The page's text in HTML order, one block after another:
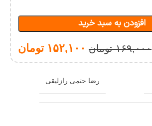
افزودن به سبد خرید
۱۶۹,۰۰۰ تومان ۱۵۲,۱۰۰ تومان
رضا حتمی رازلیقی